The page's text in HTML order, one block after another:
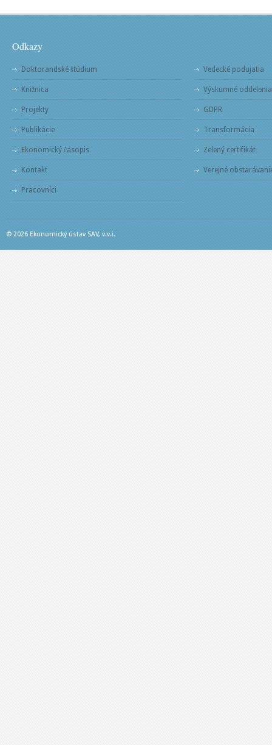
Odkazy
Doktorandské štúdium
Knižnica
Projekty
Publikácie
Ekonomický časopis
Kontakt
Pracovníci
Vedecké podujatia
Výskumné oddelenia
GDPR
Transformácia
Zelený certifikát
Verejné
© 2026 Ekonomický ústav SAV, v.v.i.